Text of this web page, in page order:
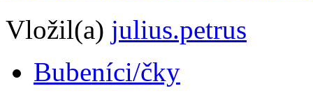
Vložil(a) julius.petrus
Bubeníci/čky